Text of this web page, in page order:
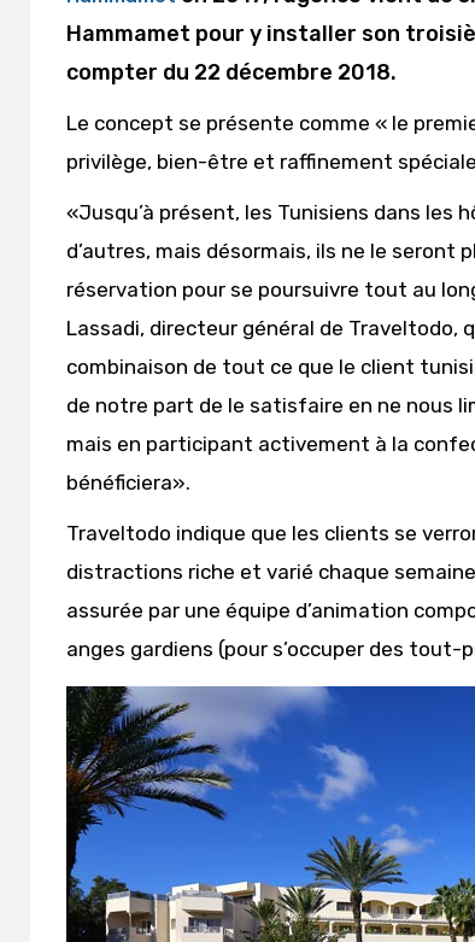
Hammamet pour y installer son
compter du 22 décembre 2018.
Le concept se présente comme « le
privilège, bien-être et raffinement
«Jusqu’à présent, les Tunisiens dans
d’autres, mais désormais, ils ne le seront
réservation pour se poursuivre tout au
Lassadi, directeur général de Traveltodo,
combinaison de tout ce que le client
de notre part de le satisfaire en ne nous
mais en participant activement à la
bénéficiera».
Traveltodo indique que les clients se
distractions riche et varié chaque
assurée par une équipe d’animation
anges gardiens (pour s’occuper des tout-